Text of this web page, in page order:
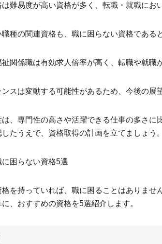
難易度が高い資格が多く、転職・就職にお
種の関連資格も、職に困らない資格である
関係職は有効求人倍率が高く、転職や就職
スは変動する可能性があるため、今後の展
、専門性の高さや活躍できる仕事の多さに
たうえで、資格取得の計画を立てましょう。
困らない資格5選
を持っていれば、職に困ることはありませ
、おすすめの資格を5選紹介します。